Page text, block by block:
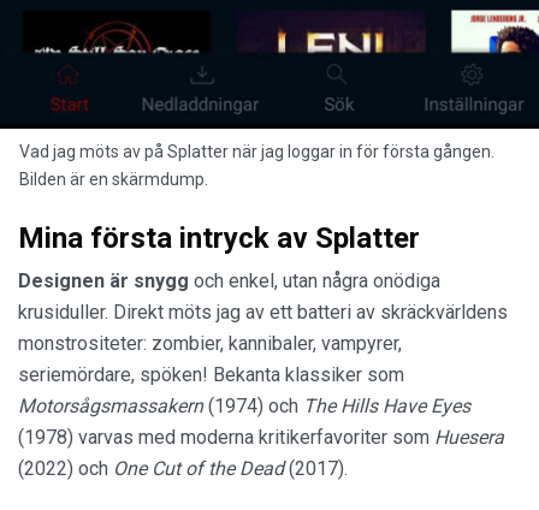
Vad jag möts av på Splatter när jag loggar in för första gången.
Bilden är en skärmdump.
Mina första intryck av Splatter
Designen är snygg och enkel, utan några onödiga
krusiduller. Direkt möts jag av ett batteri av skräckvärldens
monstrositeter: zombier, kannibaler, vampyrer,
seriemördare, spöken! Bekanta klassiker som
Motorsågsmassakern(1974) och The Hills Have Eyes
(1978) varvas med moderna kritikerfavoriter som Huesera
(2022) och One Cut of the Dead(2017).